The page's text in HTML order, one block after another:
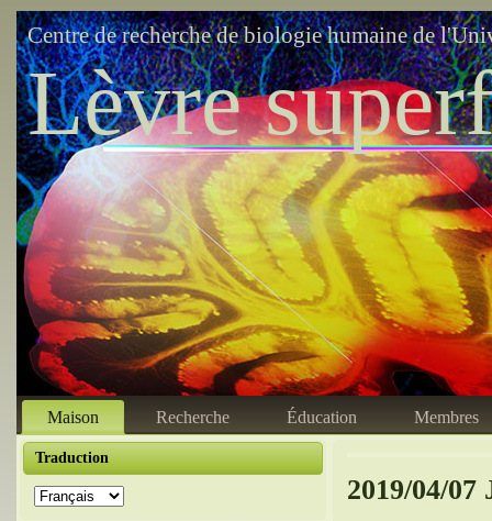
Centre de recherche de biologie humaine de
Lèvre
Maison Recherche Éducation Membres
Traduction
2019/04/